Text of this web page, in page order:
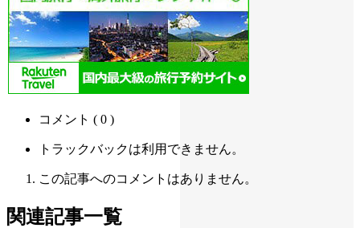
コメント ( 0 )
トラックバックは利用できません。
この記事へのコメントはありません。
関連記事一覧